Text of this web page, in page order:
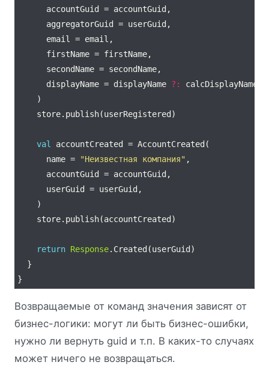
      displayName = displayName
?:
val
      name =
"Неизвестная компания"
return Response
Возвращаемые от команд значения зависят от
бизнес-логики: могут ли быть бизнес-ошибки,
нужно ли вернуть guid и т.п. В каких-то случаях
может ничего не возвращаться.